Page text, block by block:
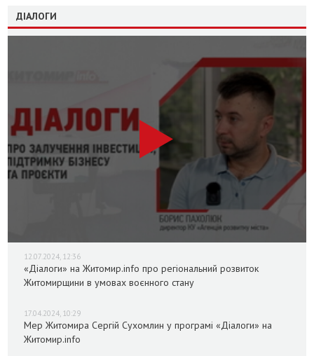
ДІАЛОГИ
12.07.2024, 12:36
«Діалоги» на Житомир.info про регіональний розвиток
Житомирщини в умовах воєнного стану
17.04.2024, 10:29
Мер Житомира Сергій Сухомлин у програмі «Діалоги» на
Житомир.info